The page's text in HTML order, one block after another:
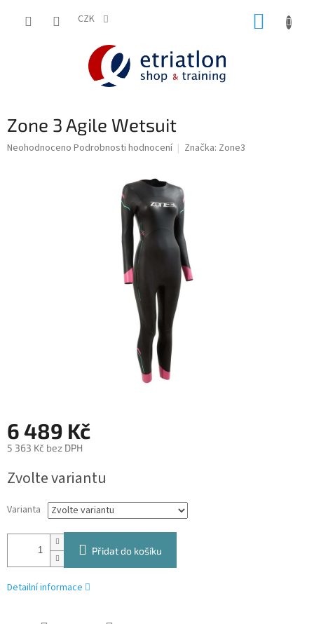
CZK
Zone 3 Agile Wetsuit
Průměrné
Neohodnoceno Podrobnosti hodnocení Značka: Zone3
6 489 Kč
5 363 Kč bez DPH
cena:
Zvolte variantu
Varianta
Přidat do košíku
Detailní informace
shop.etriatlon.cz - Chat